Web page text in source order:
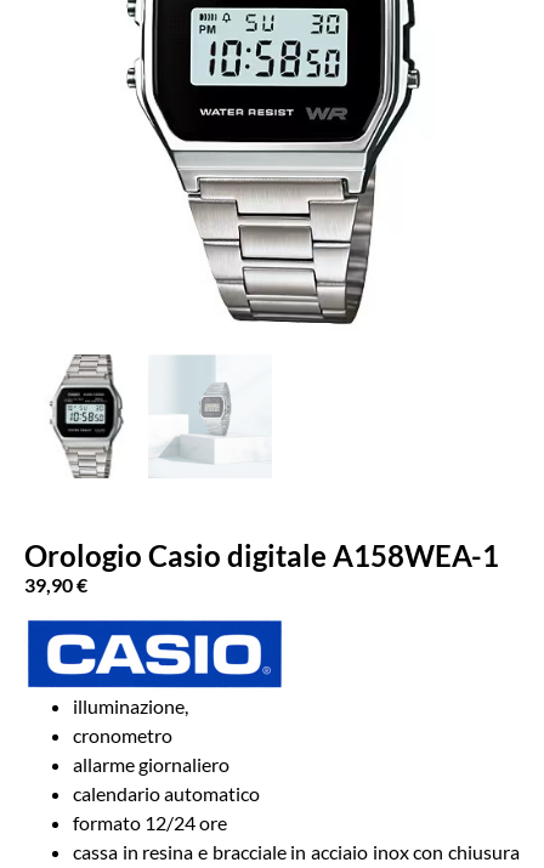
Orologio Casio digitale A158WEA-1
39,90€
illuminazione,
cronometro
allarme giornaliero
calendario automatico
formato 12/24 ore
cassa in resina e bracciale in acciaio inox con chiusura